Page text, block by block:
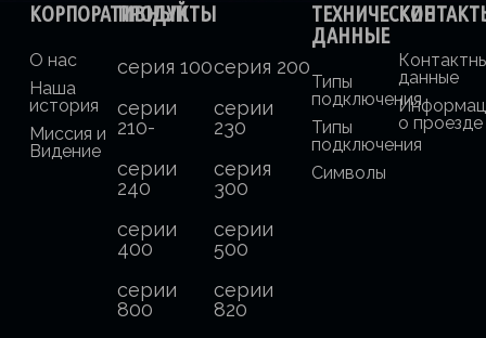
КОРПОРАТИВНЫЙ
О нас
Наша
история
Миссия и
Видение
ПРОДУКТЫ
серия 100серия 200
серии
210-
серии
230
серии
240
серия
300
серии
400
серии
500
серии
800
серии
820
ТЕХНИЧЕСКИЕ
ДАННЫЕ
Типы
подключения
Типы
подключения
Символы
данные
о проезде